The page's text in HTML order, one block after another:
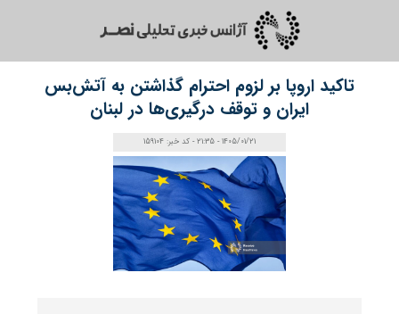
تاکید اروپا بر لزوم احترام گذاشتن به آتش‌بس
ایران و توقف درگیری‌ها در لبنان
1405/01/21 - 21:35 - کد خبر: 159104